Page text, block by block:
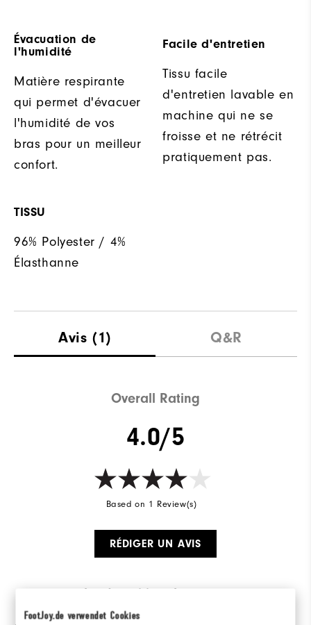
FootJoy.de verwendet Cookies
Évacuation de
l'humidité
Matière respirante
qui permet d'évacuer
l'humidité de vos
bras pour un meilleur
confort.
Facile d'entretien
Tissu facile
d'entretien lavable en
machine qui ne se
froisse et ne rétrécit
pratiquement pas.
TISSU
96% Polyester / 4%
Élasthanne
Avis (1) Q&R
Overall Rating
4.0/5
Based on 1 Review(s)
RÉDIGER UN AVIS
la répartition des notes